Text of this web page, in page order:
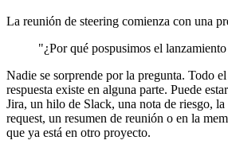
La reunión de steering comienza con una
"¿Por qué pospusimos el
Nadie se sorprende por la pregunta. Todo
respuesta existe en alguna parte. Puede
Jira, un hilo de Slack, una nota de riesgo,
request, un resumen de reunión o en la
que ya está en otro proyecto.